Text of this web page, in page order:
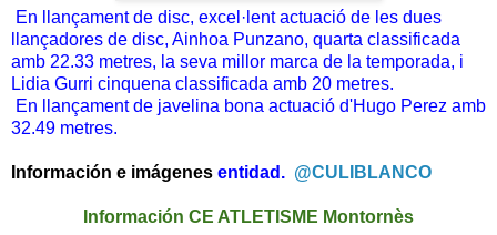
En llançament de disc, excel·lent actuació de les dues
llançadores de disc, Ainhoa Punzano, quarta classificada
amb 22.33 metres, la seva millor marca de la temporada, i
Lidia Gurri cinquena classificada amb 20 metres.
En llançament de javelina bona actuació d'Hugo Perez amb
32.49 metres.
Información e imágenes entidad. @CULIBLANCO
Información CE ATLETISME Montornès